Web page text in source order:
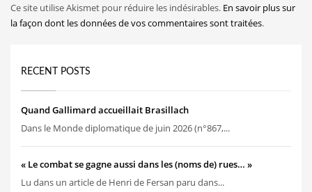
Ce site utilise Akismet pour réduire les indésirables. En savoir plus sur
la façon dont les données de vos commentaires sont traitées.
RECENT POSTS
Quand Gallimard accueillait Brasillach
Dans le Monde diplomatique de juin 2026 (n°867,...
« Le combat se gagne aussi dans les (noms de) rues… »
Lu dans un article de Henri de Fersan paru dans...